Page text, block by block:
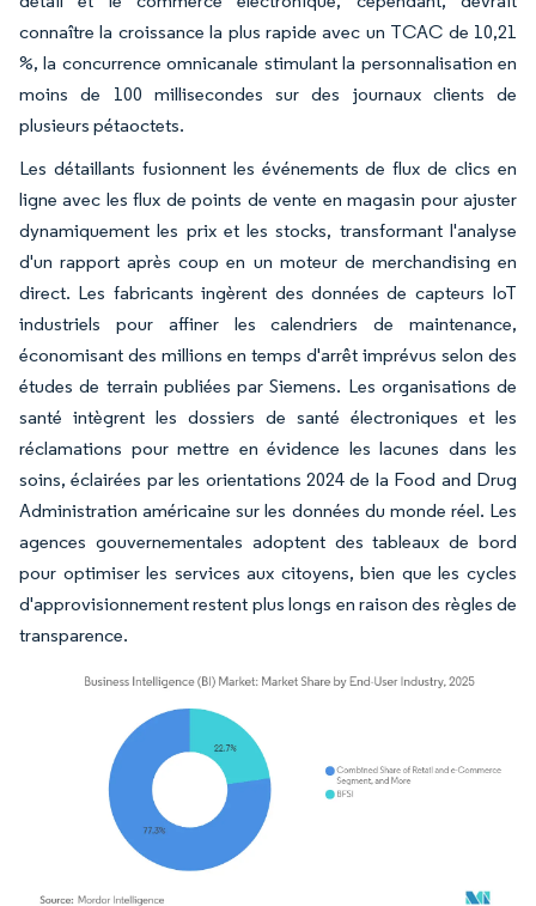
connaître la croissance la plus rapide avec un TCAC de 10,21
%, la concurrence omnicanale stimulant la personnalisation en
moins de 100 millisecondes sur des journaux clients de
plusieurs pétaoctets.
Les détaillants fusionnent les événements de flux de clics en
ligne avec les flux de points de vente en magasin pour ajuster
dynamiquement les prix et les stocks, transformant l'analyse
d'un rapport après coup en un moteur de merchandising en
direct. Les fabricants ingèrent des données de capteurs IoT
industriels pour affiner les calendriers de maintenance,
économisant des millions en temps d'arrêt imprévus selon des
études de terrain publiées par Siemens. Les organisations de
santé intègrent les dossiers de santé électroniques et les
réclamations pour mettre en évidence les lacunes dans les
soins, éclairées par les orientations 2024 de la Food and Drug
Administration américaine sur les données du monde réel. Les
agences gouvernementales adoptent des tableaux de bord
pour optimiser les services aux citoyens, bien que les cycles
d'approvisionnement restent plus longs en raison des règles de
transparence.